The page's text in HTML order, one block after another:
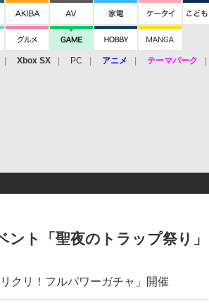
Xbox SX PC アニメ テーマパーク
ント「聖夜のトラップ祭り」
クリ！フルパワーガチャ」開催